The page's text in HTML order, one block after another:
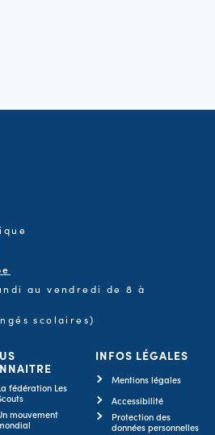
au vendredi de 8 à
scolaires)
fédération Les
mouvement
INFOS LÉGALES
Mentions légales
Accessibilité
Protection des
données personnelles